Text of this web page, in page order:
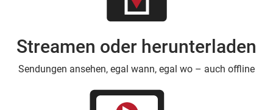
Streamen oder herunterladen
Sendungen ansehen, egal wann, egal wo – auch offline